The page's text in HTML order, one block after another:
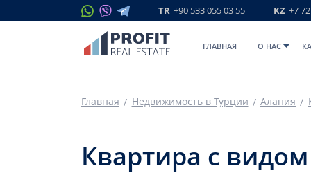
TR +90 533 055 03 55 KZ +7
ГЛАВНАЯ O НАС
Главная Недвижимость в Турции Алания
Квартира с